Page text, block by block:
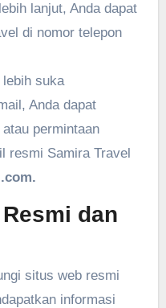
lanjut, Anda dapat
di nomor telepon
suka
Anda dapat
permintaan
resmi Samira Travel
dan
situs web resmi
informasi